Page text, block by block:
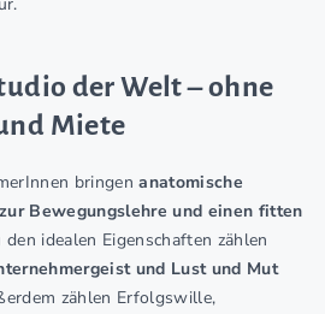
der Welt – ohne
Miete
bringenanatomische
Bewegungslehre und einen fitten
idealen Eigenschaften zählen
und Lust und Mut
zählen Erfolgswille,